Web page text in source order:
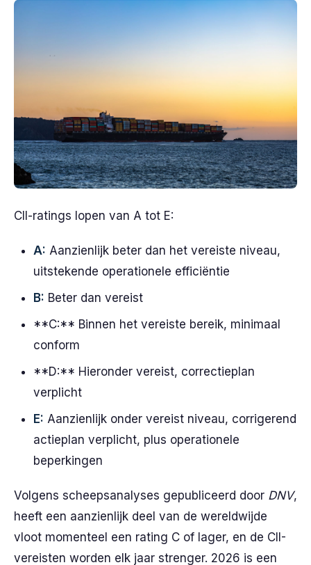
CII-ratings lopen van A tot E:
A: Aanzienlijk beter dan het vereiste niveau,
uitstekende operationele efficiëntie
B: Beter dan vereist
**C:** Binnen het vereiste bereik, minimaal
conform
**D:** Hieronder vereist, correctieplan
verplicht
E: Aanzienlijk onder vereist niveau, corrigerend
actieplan verplicht, plus operationele
beperkingen
Volgens scheepsanalyses gepubliceerd door DNV,
heeft een aanzienlijk deel van de wereldwijde
vloot momenteel een rating C of lager, en de CII-
vereisten worden elk jaar strenger. 2026 is een